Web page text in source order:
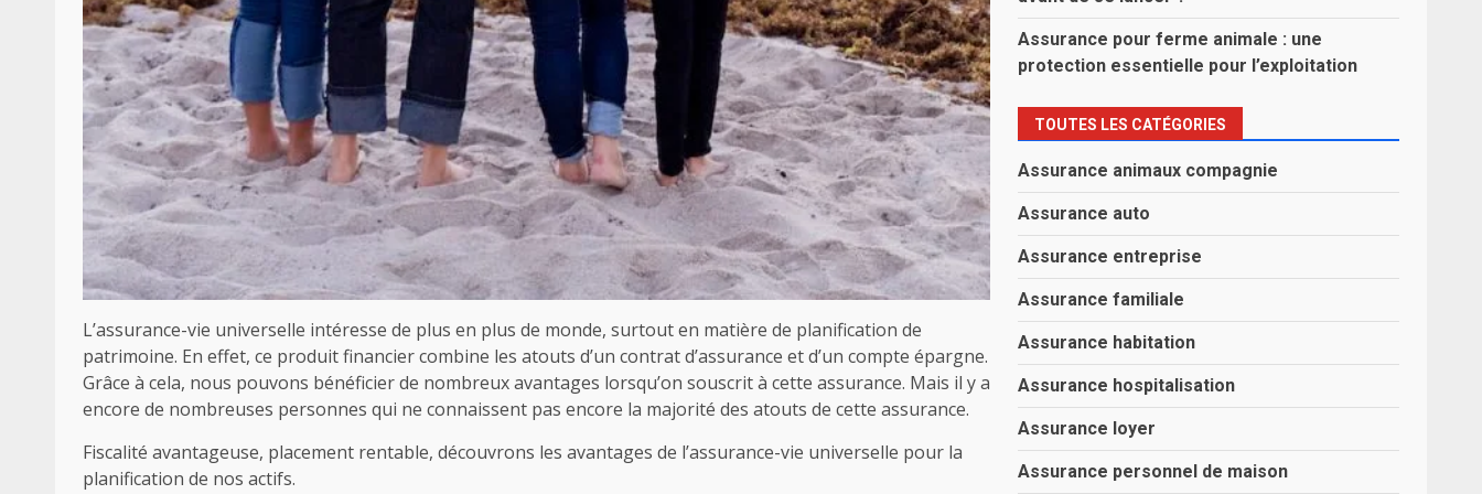
L’assurance-vie universelle intéresse de plus en plus de monde, surtout en matière de planification de
patrimoine. En effet, ce produit financier combine les atouts d’un contrat d’assurance et d’un compte épargne.
Grâce à cela, nous pouvons bénéficier de nombreux avantages lorsqu’on souscrit à cette assurance. Mais il y a
encore de nombreuses personnes qui ne connaissent pas encore la majorité des atouts de cette assurance.
Fiscalité avantageuse, placement rentable, découvrons les avantages de l’assurance-vie universelle pour la
planification de nos actifs.
Assurance pour ferme animale : une
protection essentielle pour l’exploitation
TOUTES LES CATÉGORIES
Assurance animaux compagnie
Assurance auto
Assurance entreprise
Assurance familiale
Assurance habitation
Assurance hospitalisation
Assurance loyer
Assurance personnel de maison